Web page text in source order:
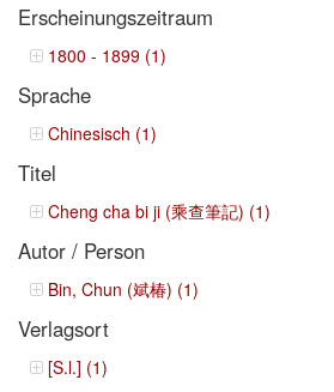
Erscheinungszeitraum
1800 - 1899 (1)
Sprache
Chinesisch (1)
Titel
Cheng cha bi ji (乘查筆記) (1)
Autor / Person
Bin, Chun (斌椿) (1)
Verlagsort
[S.l.] (1)